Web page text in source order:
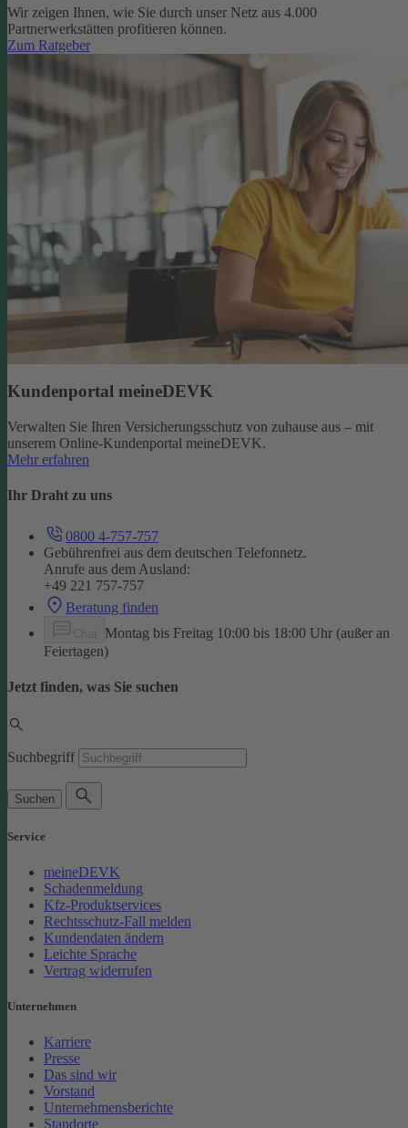
Wir zeigen Ihnen, wie Sie durch unser Netz aus 4.000
Partnerwerkstätten profitieren können.
Zum Ratgeber
Kundenportal meineDEVK
Verwalten Sie Ihren Versicherungsschutz von zuhause aus – mit
unserem Online-Kundenportal meineDEVK.
Mehr erfahren
Ihr Draht zu uns
0800 4-757-757
Gebührenfrei aus dem deutschen Telefonnetz.
Anrufe aus dem Ausland:
+49 221 757-757
Beratung finden
Montag bis Freitag 10:00 bis 18:00 Uhr (außer an
Feiertagen)
Jetzt finden, was Sie suchen
Suchbegriff
Suchen
Service
meineDEVK
Schadenmeldung
Kfz-Produktservices
Rechtsschutz-Fall melden
Kundendaten ändern
Leichte Sprache
Vertrag widerrufen
Unternehmen
Karriere
Presse
Das sind wir
Vorstand
Unternehmensberichte
Standorte